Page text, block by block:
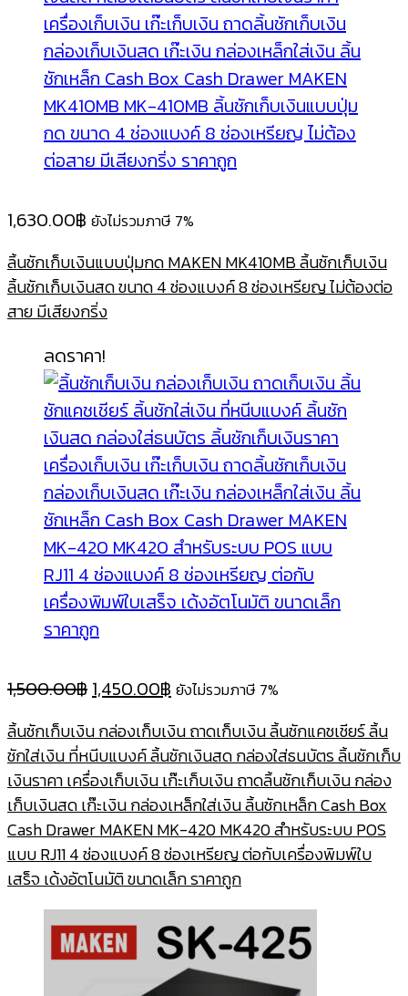
1,630.00฿ ยังไม่รวมภาษี 7%
ลิ้นชักเก็บเงินแบบปุ่มกด MAKEN MK410MB ลิ้นชักเก็บเงิน
ลิ้นชักเก็บเงินสด ขนาด 4 ช่องแบงค์ 8 ช่องเหรียญ ไม่ต้องต่อ
สาย มีเสียงกริ่ง
ลดราคา!
1,500.00฿ Original
was:
1,500.00฿.
1,450.00฿Current
is:
1,450.00฿.
ยังไม่รวมภาษี 7%
ลิ้นชักเก็บเงิน กล่องเก็บเงิน ถาดเก็บเงิน ลิ้นชักแคชเชียร์ ลิ้น
ชักใส่เงิน ที่หนีบแบงค์ ลิ้นชักเงินสด กล่องใส่ธนบัตร ลิ้นชักเก็บ
เงินราคา เครื่องเก็บเงิน เก๊ะเก็บเงิน ถาดลิ้นชักเก็บเงิน กล่อง
เก็บเงินสด เก๊ะเงิน กล่องเหล็กใส่เงิน ลิ้นชักเหล็ก Cash Box
Cash Drawer MAKEN MK-420 MK420 สำหรับระบบ POS
แบบ RJ11 4 ช่องแบงค์ 8 ช่องเหรียญ ต่อกับเครื่องพิมพ์ใบ
เสร็จ เด้งอัตโนมัติ ขนาดเล็ก ราคาถูก